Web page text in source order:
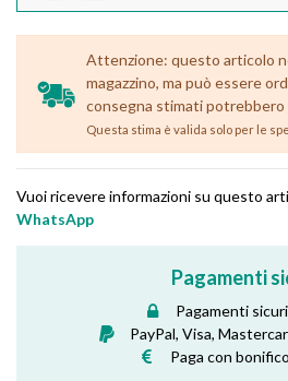
Attenzione: questo articolo
magazzino, ma può essere
consegna stimati potrebbero
Questa stima è valida solo per le
Vuoi ricevere informazioni su questo
WhatsApp
Pagamenti
Pagamenti
PayPal, Visa,
Paga con